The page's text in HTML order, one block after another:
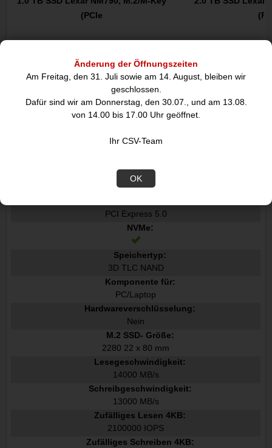
Änderung der Öffnungszeiten
Am Freitag, den 31. Juli sowie am 14. August, bleiben wir
geschlossen.
Dafür sind wir am Donnerstag, den 30.07., und am 13.08.
von 14.00 bis 17.00 Uhr geöffnet.
Ihr CSV-Team
OK
(PCIe
Datenblatt
SSD-Formfaktor:
M.2
PCI Express 5.0
NVMe:
Speichertyp:
3D TLC NAND
Komponente für:
PC/Laptop
Hardwareverschlüsselung:
Nein
M.2 SSD- Größe:
2280 22 x 80 mm
Lesegeschwindigkeit:
14000 MB/s
Schreibgeschwindigkeit:
13000 MB/s
Zufälliges Lesen 4KB:
2100000 IOPS
Zufälliges Schreiben 4KB: